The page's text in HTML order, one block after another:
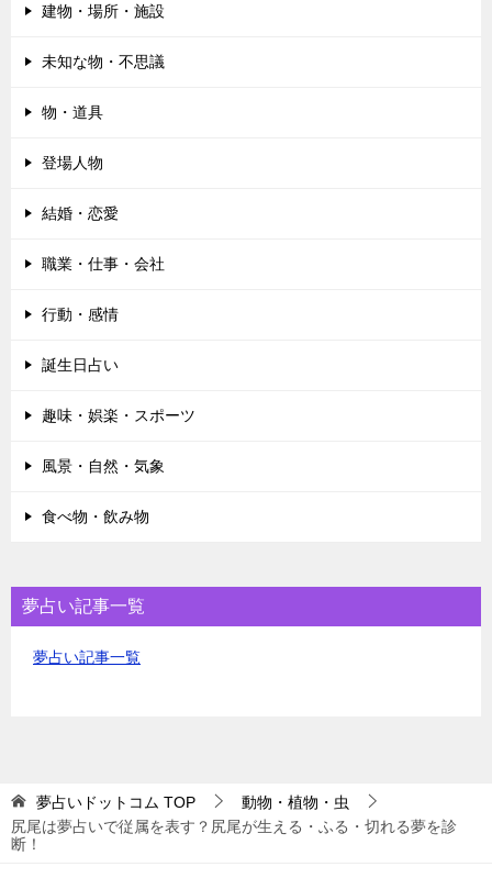
建物・場所・施設
未知な物・不思議
物・道具
登場人物
結婚・恋愛
職業・仕事・会社
行動・感情
誕生日占い
趣味・娯楽・スポーツ
風景・自然・気象
食べ物・飲み物
夢占い記事一覧
夢占い記事一覧
夢占いドットコム TOP
動物・植物・虫
尻尾は夢占いで従属を表す？尻尾が生える・ふる・切れる夢を診
断！